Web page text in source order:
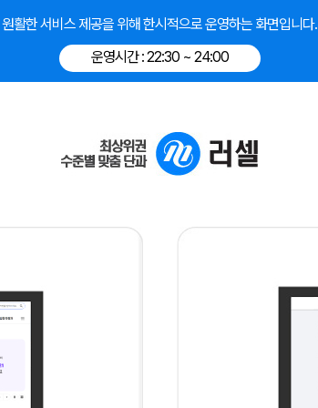
원활한 서비스 제공을 위해 한시적으로 운영하는 화면입니다.
운영시간 : 22:30 ~ 24:00